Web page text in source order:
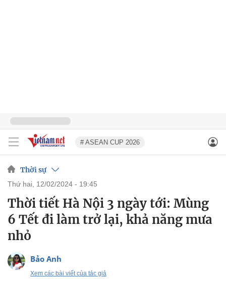
# ASEAN CUP 2026
Thời sự
thứ hai, 12/02/2024 - 19:45
Thời tiết Hà Nội 3 ngày tới: Mùng
6 Tết đi làm trở lại, khả năng mưa
nhỏ
Bảo Anh
Xem các bài viết của tác giả